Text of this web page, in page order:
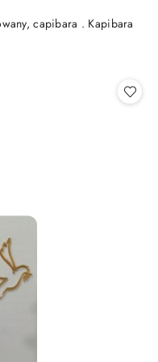
capibara . Kapibara